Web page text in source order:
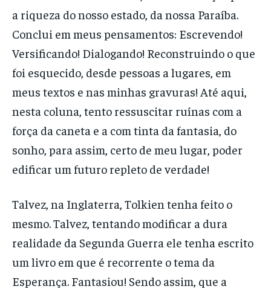
a riqueza do nosso estado, da nossa Paraíba.
Conclui em meus pensamentos: Escrevendo!
Versificando! Dialogando! Reconstruindo o que
foi esquecido, desde pessoas a lugares, em
meus textos e nas minhas gravuras! Até aqui,
nesta coluna, tento ressuscitar ruínas com a
força da caneta e a com tinta da fantasia, do
sonho, para assim, certo de meu lugar, poder
edificar um futuro repleto de verdade!
Talvez, na Inglaterra, Tolkien tenha feito o
mesmo. Talvez, tentando modificar a dura
realidade da Segunda Guerra ele tenha escrito
um livro em que é recorrente o tema da
Esperança. Fantasiou! Sendo assim, que a